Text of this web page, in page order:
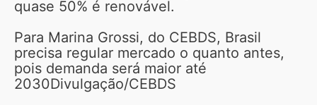
quase 50% é renovável.
Para Marina Grossi, do CEBDS, Brasil
precisa regular mercado o quanto antes,
pois demanda será maior até
2030Divulgação/CEBDS